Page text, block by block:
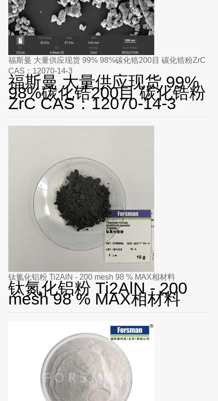
福斯曼 大量供应现货 99% 98%碳化锆200目 碳化锆粉ZrC
CAS：12070-14-3
福斯曼 大量供应现货 99%
98%碳化锆200目 碳化锆粉
ZrC CAS：12070-14-3
钛氮化铝粉 Ti2AlN - 200 mesh 98 % MAX相材料
钛氮化铝粉 Ti2AlN - 200
mesh 98 % MAX相材料